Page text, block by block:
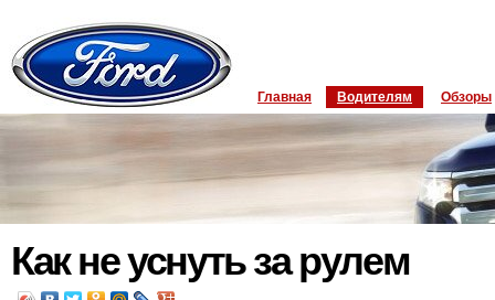
Главная Водителям Обзоры
Как не уснуть за рулем